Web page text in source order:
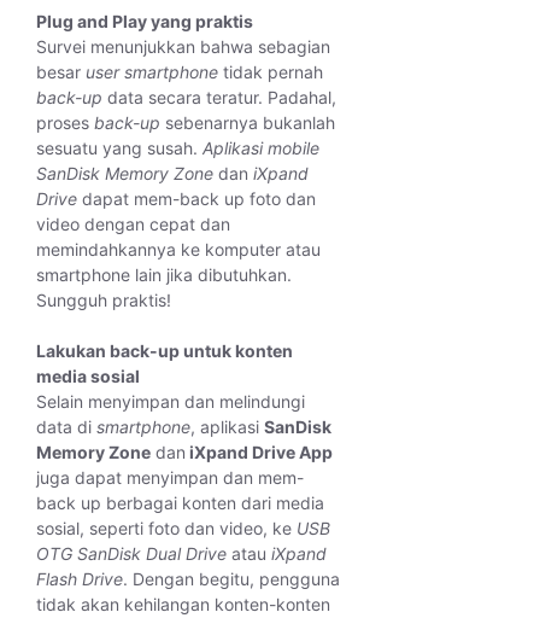
Plug and Play yang praktis
Survei menunjukkan bahwa sebagian
besar user smartphone tidak pernah
back-up data secara teratur. Padahal,
proses back-up sebenarnya bukanlah
sesuatu yang susah. Aplikasi mobile
SanDisk Memory Zone dan iXpand
Drive dapat mem-back up foto dan
video dengan cepat dan
memindahkannya ke komputer atau
smartphone lain jika dibutuhkan.
Sungguh praktis!
Lakukan back-up untuk konten
media sosial
Selain menyimpan dan melindungi
data di smartphone, aplikasi SanDisk
Memory Zone dan iXpand Drive App
juga dapat menyimpan dan mem-
back up berbagai konten dari media
sosial, seperti foto dan video, ke USB
OTG SanDisk Dual Drive atau iXpand
Flash Drive. Dengan begitu, pengguna
tidak akan kehilangan konten-konten